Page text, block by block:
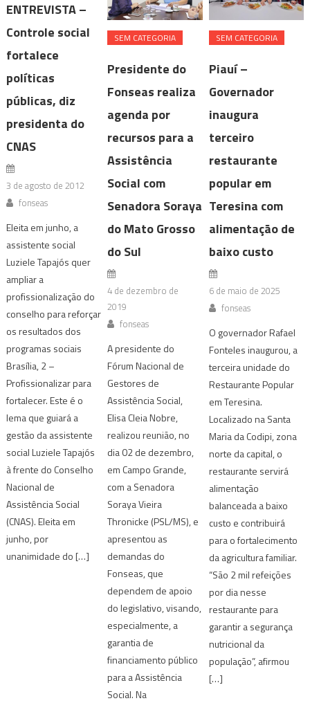
ENTREVISTA –
Controle social
fortalece
políticas
públicas, diz
presidenta do
CNAS
3 de agosto de 2012
fonseas
Eleita em junho, a
assistente social
Luziele Tapajós quer
ampliar a
profissionalização do
conselho para reforçar
os resultados dos
programas sociais
Brasília, 2 –
Profissionalizar para
fortalecer. Este é o
lema que guiará a
gestão da assistente
social Luziele Tapajós
à frente do Conselho
Nacional de
Assistência Social
(CNAS). Eleita em
junho, por
unanimidade do […]
SEM CATEGORIA
Presidente do
Fonseas realiza
agenda por
recursos para a
Assistência
Social com
Senadora Soraya
do Mato Grosso
do Sul
4 de dezembro de
2019
fonseas
A presidente do
Fórum Nacional de
Gestores de
Assistência Social,
Elisa Cleia Nobre,
realizou reunião, no
dia 02 de dezembro,
em Campo Grande,
com a Senadora
Soraya Vieira
Thronicke (PSL/MS), e
apresentou as
demandas do
Fonseas, que
dependem de apoio
do legislativo, visando,
especialmente, a
garantia de
financiamento público
para a Assistência
Social. Na
SEM CATEGORIA
Piauí –
Governador
inaugura
terceiro
restaurante
popular em
Teresina com
alimentação de
baixo custo
6 de maio de 2025
fonseas
O governador Rafael
Fonteles inaugurou, a
terceira unidade do
Restaurante Popular
em Teresina.
Localizado na Santa
Maria da Codipi, zona
norte da capital, o
restaurante servirá
alimentação
balanceada a baixo
custo e contribuirá
para o fortalecimento
da agricultura familiar.
“São 2 mil refeições
por dia nesse
restaurante para
garantir a segurança
nutricional da
população”, afirmou
[…]